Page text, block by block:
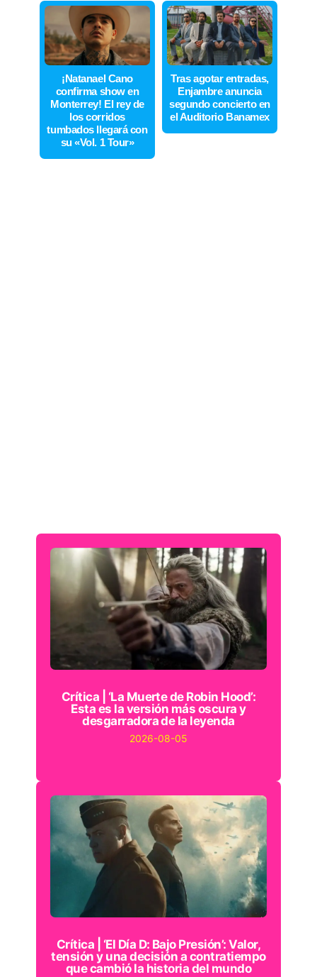
¡Natanael Cano
confirma show en
Monterrey! El rey de
los corridos
tumbados llegará con
su «Vol. 1 Tour»
Tras agotar entradas,
Enjambre anuncia
segundo concierto en
el Auditorio Banamex
Crítica | ‘La Muerte de Robin Hood’:
Esta es la versión más oscura y
desgarradora de la leyenda
2026-08-05
Crítica | ‘El Día D: Bajo Presión’: Valor,
tensión y una decisión a contratiempo
que cambió la historia del mundo